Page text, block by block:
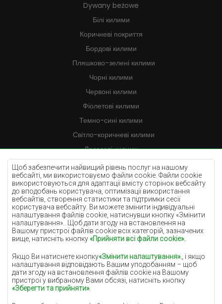
Щоб забезпечити найвищий рівень послуг на нашому
вебсайті, ми використовуємо файли cookie. Файли cookie
використовуються для адаптації вмісту сторінок вебсайту
до вподобань користувача, оптимізації використання
вебсайтів, створення статистики та підтримки сесії
користувача вебсайту. Ви можете змінити індивідуальні
налаштування файлів cookie, натиснувши кнопку «Змінити
налаштування».. Щоб дати згоду на встановлення на
Вашому пристрої файлів cookie всіх категорій, зазначених
вище, натисніть кнопку«Прийняти всі файли cookie».
Якщо Ви натиснете кнопку«Змінити налаштування». , і якщо
налаштування відповідають Вашим уподобанням – щоб
дати згоду на встановлення файлів cookie на Вашому
пристрої у вибраному Вами обсязі, натисніть кнопку
«Зберегти та прийняти».
Dywany beżowe
Білі килими
Коричневі покриття
Бордові килими
Пляшково-зелені килими
Чорні килими
Червоні килими
Фіолетові килими
Темно-сині килими
Світло-коричневі килими
Лососеві килими
Кремові килими
Бузкові килими
Жовті килими
М'ятні килими
Блакитні килими
Помаранчеві килими
Сірі покриття
Теракотові покриття
Зелені покриття